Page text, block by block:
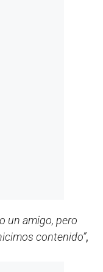
un amigo, pero
contenido”,